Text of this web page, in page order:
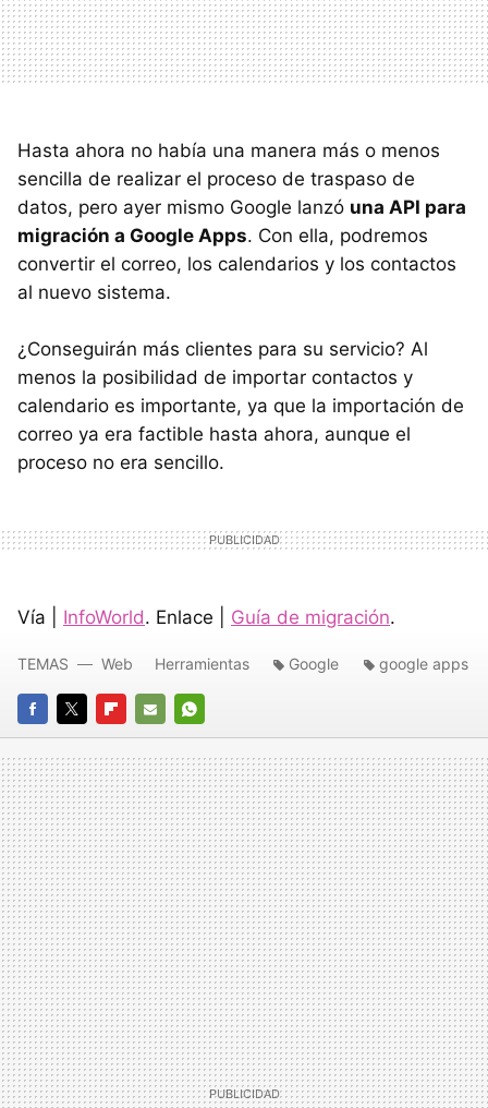
Hasta ahora no había una manera más o menos
sencilla de realizar el proceso de traspaso de
datos, pero ayer mismo Google lanzó una API para
migración a Google Apps. Con ella, podremos
convertir el correo, los calendarios y los contactos
al nuevo sistema.
¿Conseguirán más clientes para su servicio? Al
menos la posibilidad de importar contactos y
calendario es importante, ya que la importación de
correo ya era factible hasta ahora, aunque el
proceso no era sencillo.
Vía | InfoWorld. Enlace | Guía de migración.
FACEBOOK
TWITTERFLIPBOARD
E-
MAIL
WHATSAPP
TEMAS Web Herramientas Google google apps